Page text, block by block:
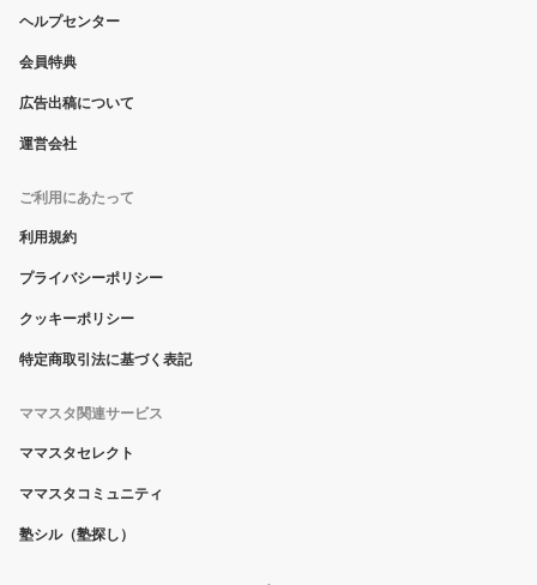
ヘルプセンター
会員特典
広告出稿について
運営会社
ご利用にあたって
利用規約
プライバシーポリシー
クッキーポリシー
特定商取引法に基づく表記
ママスタ関連サービス
ママスタセレクト
ママスタコミュニティ
塾シル（塾探し）